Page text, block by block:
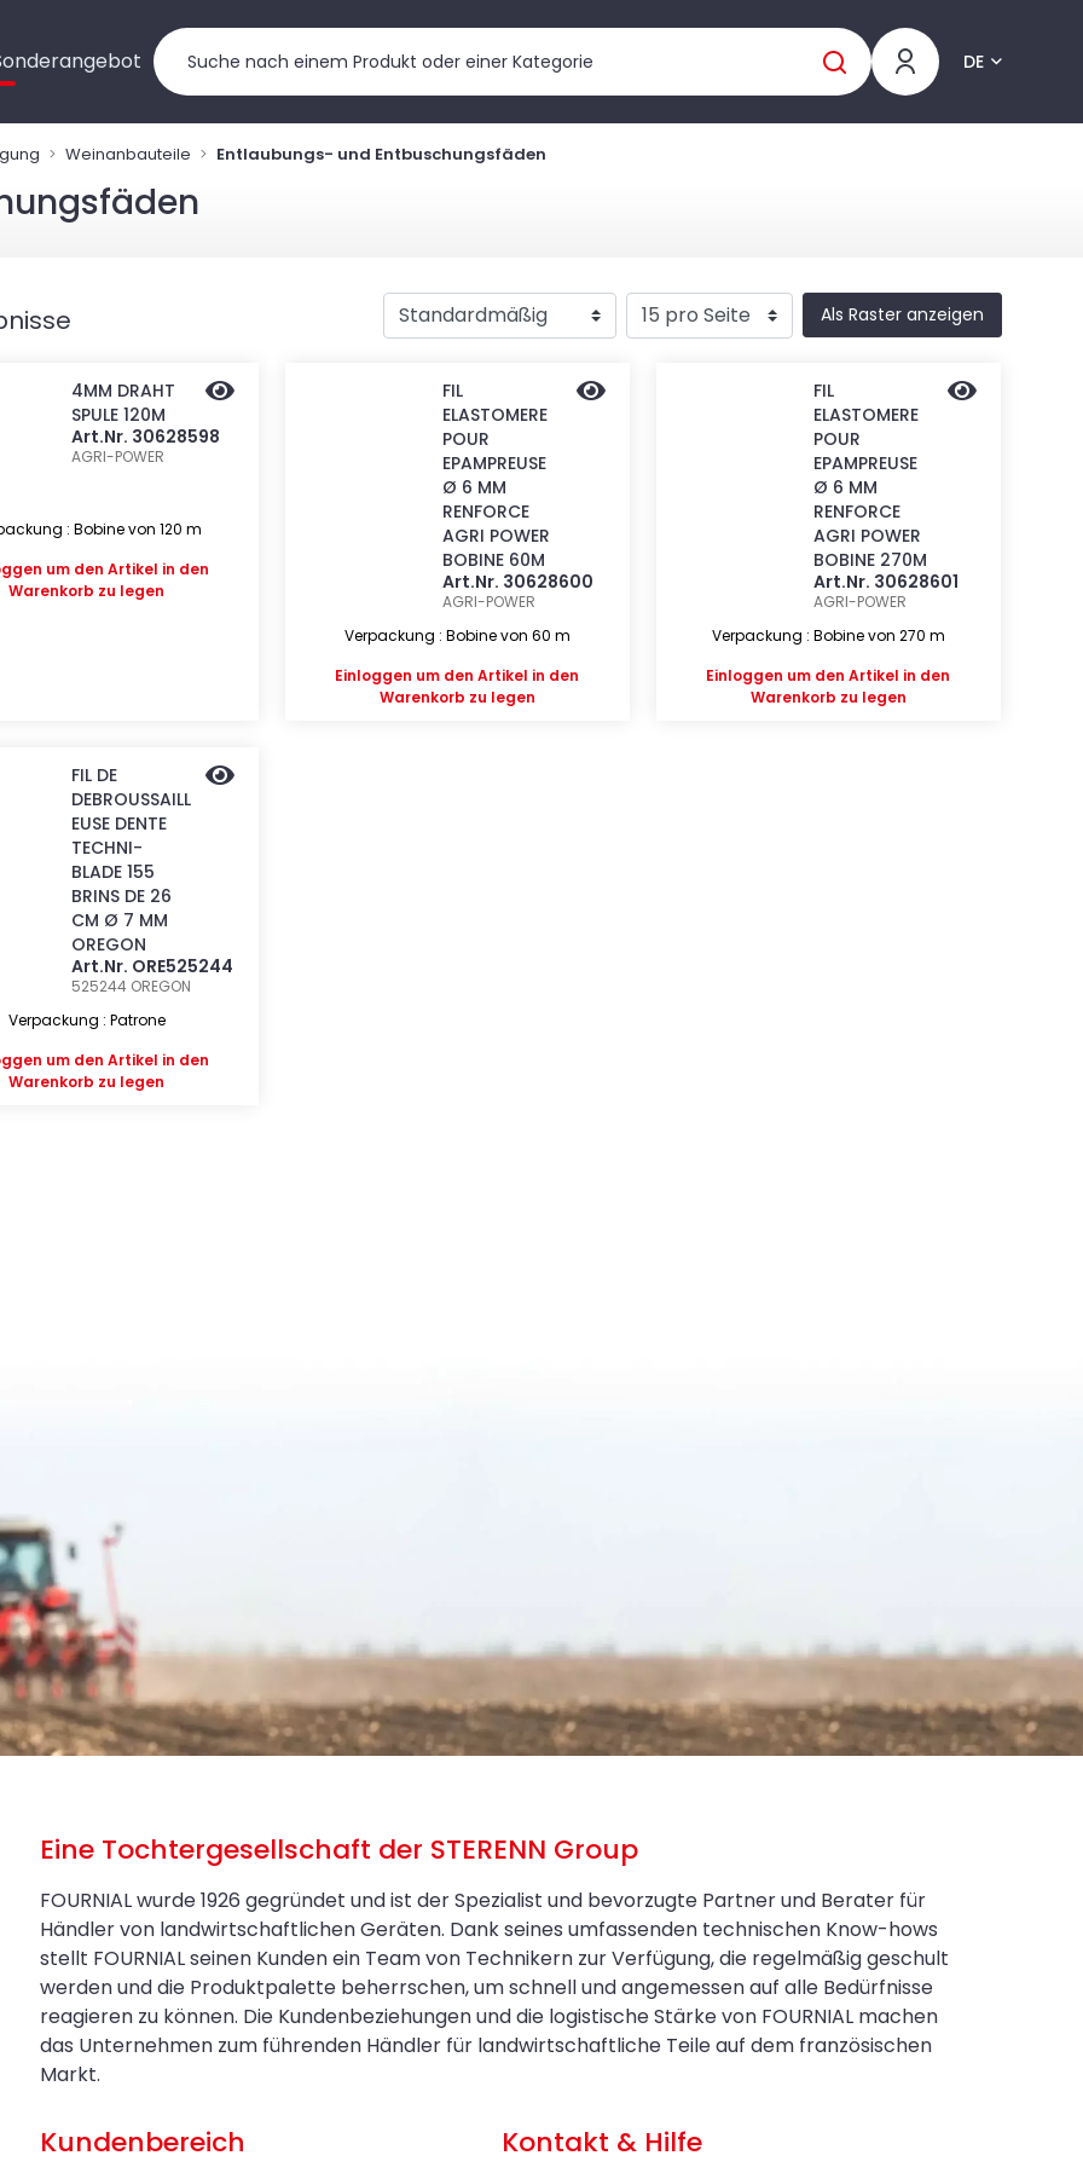
DE
Weinanbauteile Entlaubungs- und Entbuschungsfäden
Als Raster anzeigen
4MM DRAHT
SPULE 120M
Art.Nr. 30628598
AGRI-POWER
: Bobine von 120 m
um den Artikel in den
Warenkorb zu legen
FIL
ELASTOMERE
POUR
EPAMPREUSE
Ø 6 MM
RENFORCE
AGRI POWER
BOBINE 60M
Art.Nr. 30628600
AGRI-POWER
Verpackung : Bobine von 60 m
Einloggen um den Artikel in den
Warenkorb zu legen
FIL
ELASTOMERE
POUR
EPAMPREUSE
Ø 6 MM
RENFORCE
AGRI POWER
BOBINE 270M
Art.Nr. 30628601
AGRI-POWER
Verpackung : Bobine von 270 m
Einloggen um den Artikel in den
Warenkorb zu legen
FIL DE
DEBROUSSAILL
EUSE DENTE
TECHNI-
BLADE 155
BRINS DE 26
CM Ø 7 MM
OREGON
Art.Nr. ORE525244
525244 OREGON
Verpackung : Patrone
um den Artikel in den
Warenkorb zu legen
Eine Tochtergesellschaft der STERENN Group
FOURNIAL wurde 1926 gegründet und ist der Spezialist und bevorzugte Partner und Berater für
Händler von landwirtschaftlichen Geräten. Dank seines umfassenden technischen Know-hows
stellt FOURNIAL seinen Kunden ein Team von Technikern zur Verfügung, die regelmäßig geschult
werden und die Produktpalette beherrschen, um schnell und angemessen auf alle Bedürfnisse
reagieren zu können. Die Kundenbeziehungen und die logistische Stärke von FOURNIAL machen
das Unternehmen zum führenden Händler für landwirtschaftliche Teile auf dem französischen
Markt.
Kundenbereich Kontakt & Hilfe